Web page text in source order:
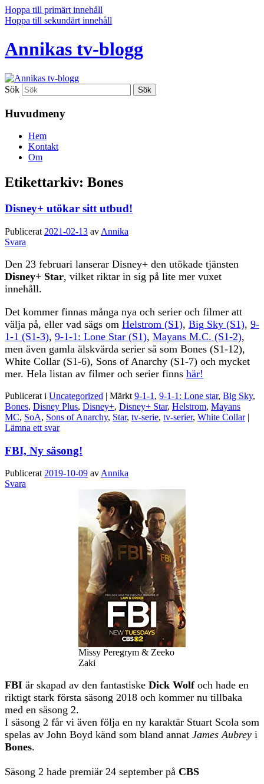
Hoppa till primärt innehåll
Hoppa till sekundärt innehåll
Annikas tv-blogg
Sök
Huvudmeny
Hem
Kontakt
Om
Etikettarkiv: Bones
Disney+ utökar sitt utbud!
Publicerat 2021-02-13 av Annika
Svara
Den 23 februari lanserar Disney+ den utökade tjänsten
Disney+ Star, vilket riktar in sig på lite mer vuxet
innehåll.
Det kommer finnas många nya och serier och filmer att
välja på, eller vad sägs om Helstrom (S1), Big Sky (S1), 9-
1-1 (S1-3), 9-1-1: Lone Star (S1), Mayans M.C. (S1-2),
men även gamla älskvärda serier så som Bones (S1-12),
White Collar (S1-6), Sons of Anarchy (S1-7) och mycket
mer. Hela listan av filmer och serier finns här!
Publicerat i Uncategorized | Märkt 9-1-1 , 9-1-1: Lone star, Big Sky,
Bones, Disney Plus, Disney+, Disney+ Star, Helstrom, Mayans
MC, SoA, Sons of Anarchy, Star, tv-serie, tv-serier, White Collar |
Lämna ett svar
FBI, Ny säsong!
Publicerat 2019-10-09 av Annika
Svara
Missy Peregrym & Zeeko
Zaki
FBI är skapad av den fantastiske Dick Wolfoch hade en
riktigt stark första säsong 2018 och kommer nu tillbaka
med en säsong 2.
I säsong 2 får vi även följa en ny karaktär Stuart Scola som
spelas av John Boyd känd som bland annat James Aubrey i
Bones.
Säsong 2 hade premiär 24 september på CBS